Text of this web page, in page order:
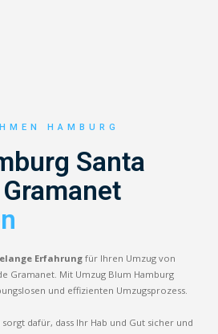
HAMBURG
Santa
Erfahrung für Ihren Umzug von
Gramanet. Mit Umzug Blum Hamburg
und effizienten Umzugsprozess.
sorgt dafür, dass Ihr Hab und Gut sicher und